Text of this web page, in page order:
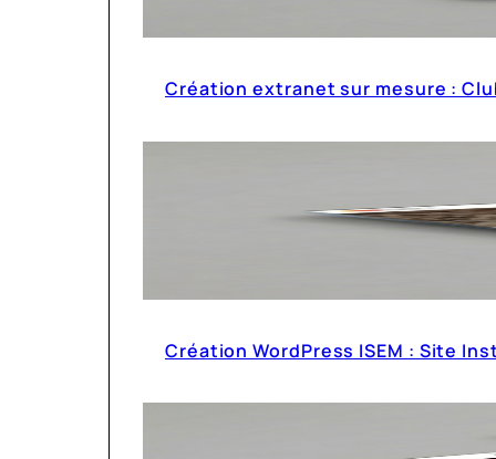
Création extranet sur mesure :
Création WordPress ISEM : Site